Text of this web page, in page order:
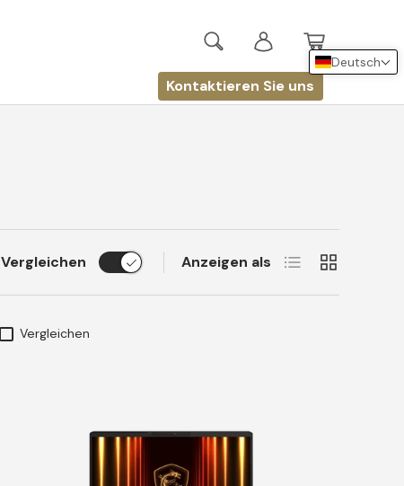
Suche AnmeldenKorb
Kontaktieren Sie uns
Vergleichen Anzeigen als Liste Raster
Vergleichen
Deutsch